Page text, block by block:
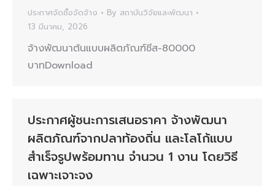
ประกาศจัดซื้อจัดจ้าง By สถาบันวิจัยและพัฒนา
13 มีนาคม, 2026
จ้างพัฒนาต้นแบบผลิตภัณฑ์ชีส-80000
บาทDownload
ประกาศผู้ชนะการเสนอราคา จ้างพัฒนา
ผลิตภัณฑ์จากปลาท้องถิ่น และโลโก้แบบ
สำเร็จรูปพร้อมทาน จำนวน 1 งาน โดยวิธี
เฉพาะเจาะจง